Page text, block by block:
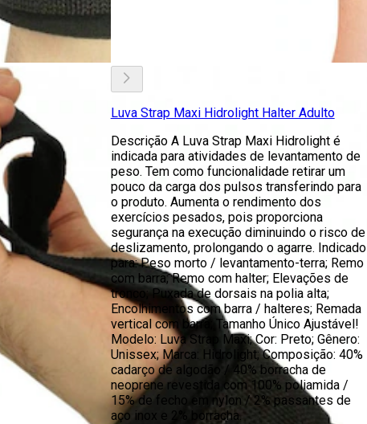
Luva Strap Maxi Hidrolight Halter Adulto
Descrição A Luva Strap Maxi Hidrolight é
indicada para atividades de levantamento de
peso. Tem como funcionalidade retirar um
pouco da carga dos pulsos transferindo para
o produto. Aumenta o rendimento dos
exercícios pesados, pois proporciona
segurança na execução diminuindo o risco de
deslizamento, prolongando o agarre. Indicado
para: Peso morto / levantamento-terra; Remo
com barra; Remo com halter; Elevações de
tronco; Puxada de dorsais na polia alta;
Encolhimentos com barra / halteres; Remada
vertical com barra; Tamanho Único Ajustável!
Modelo: Luva Strap Maxi; Cor: Preto; Gênero:
Unissex; Marca: Hidrolight; Composição: 40%
cadarço de algodão / 40% borracha de
neoprene revestida com 100% poliamida /
15% de fecho em nylon / 2% passantes de
aço inox e 2% borracha.